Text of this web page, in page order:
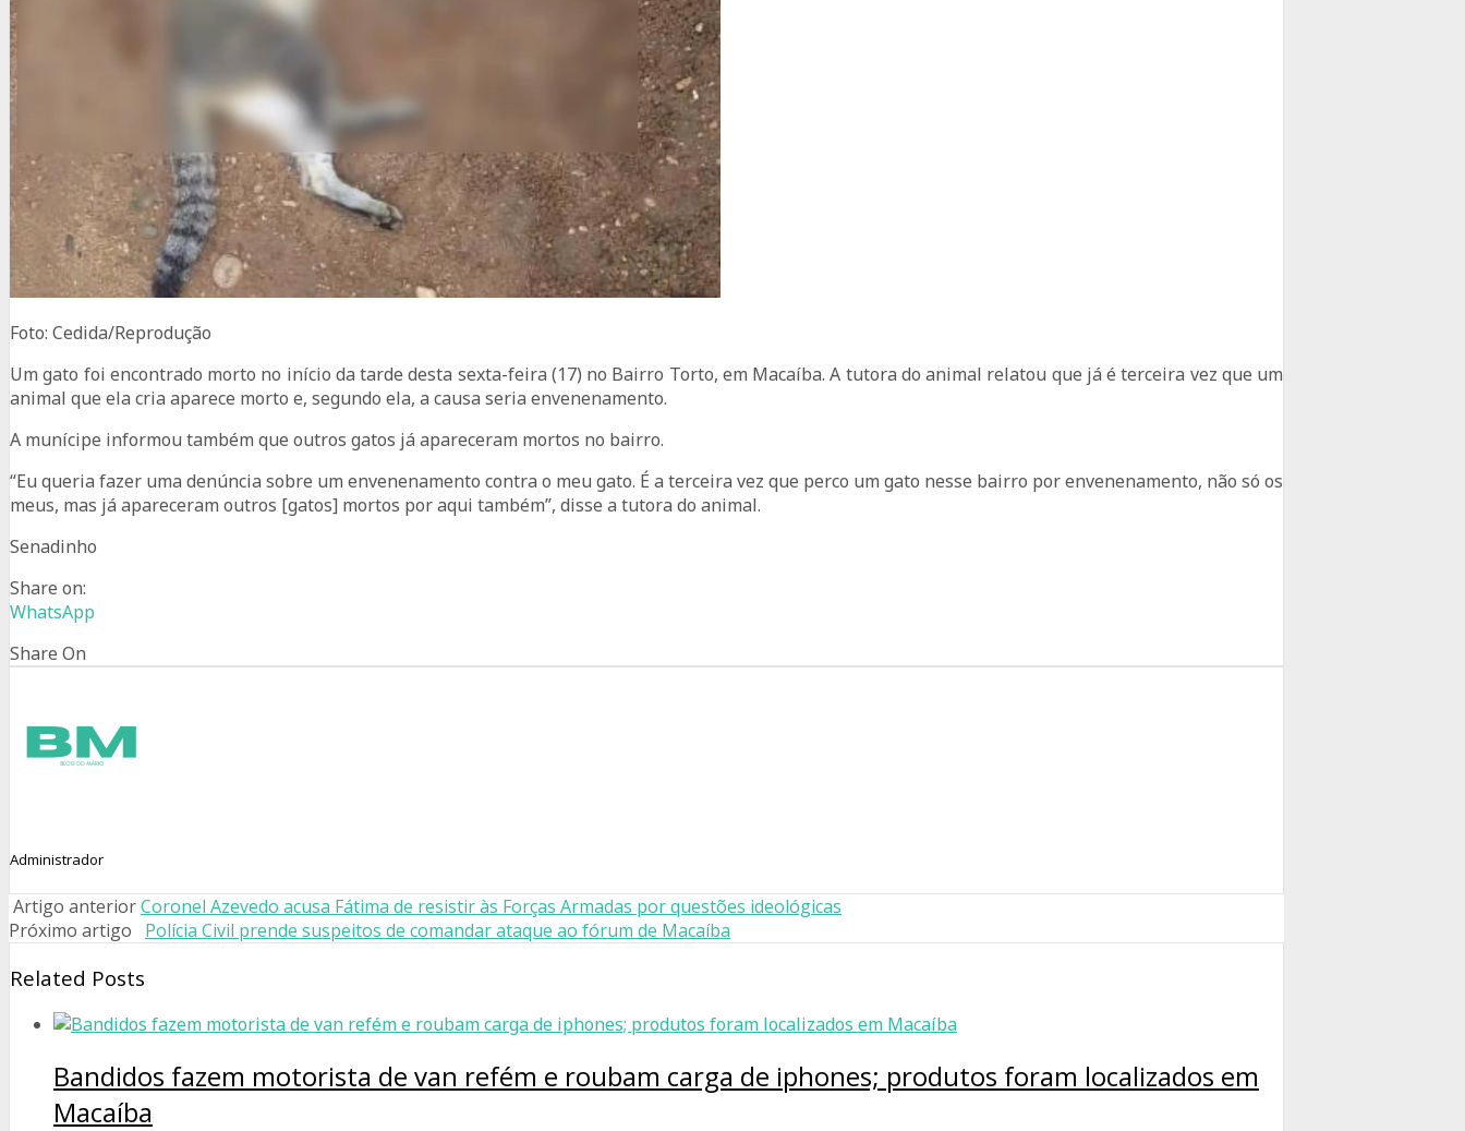
Foto: Cedida/Reprodução
Um gato foi encontrado morto no início da tarde desta sexta-feira (17) no Bairro Torto, em Macaíba. A tutora do animal relatou que já é terceira vez que um
animal que ela cria aparece morto e, segundo ela, a causa seria envenenamento.
A munícipe informou também que outros gatos já apareceram mortos no bairro.
“Eu queria fazer uma denúncia sobre um envenenamento contra o meu gato. É a terceira vez que perco um gato nesse bairro por envenenamento, não só os
meus, mas já apareceram outros [gatos] mortos por aqui também”, disse a tutora do animal.
Senadinho
Share on:
WhatsApp
Share On
Administrador
Artigo anteriorCoronel Azevedo acusa Fátima de resistir às Forças Armadas por questões ideológicas
Próximo artigo
Polícia Civil prende suspeitos de comandar ataque ao fórum de Macaíba
Related Posts
Bandidos fazem motorista de van refém e roubam carga de iphones; produtos foram localizados em
Macaíba